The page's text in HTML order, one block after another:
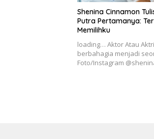
Shenina Cinnamon
Putra Pertamanya:
Memilihku
loading… Aktor Atau
berbahagia menjadi
Foto/Instagram